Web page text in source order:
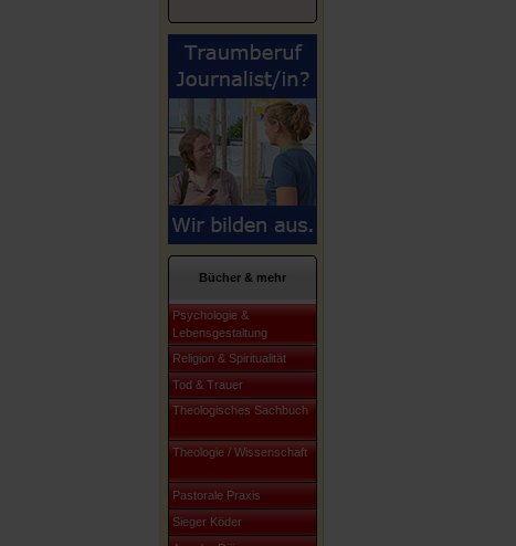
Bücher & mehr
Psychologie &
Lebensgestaltung
Religion & Spiritualität
Tod & Trauer
Theologisches Sachbuch
Theologie / Wissenschaft
Pastorale Praxis
Sieger Köder